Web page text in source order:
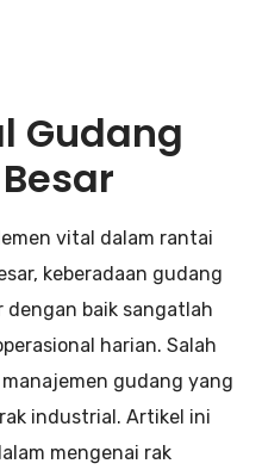
Gudang
vital dalam rantai
keberadaan gudang
baik sangatlah
harian. Salah
gudang yang
industrial. Artikel ini
mengenai rak